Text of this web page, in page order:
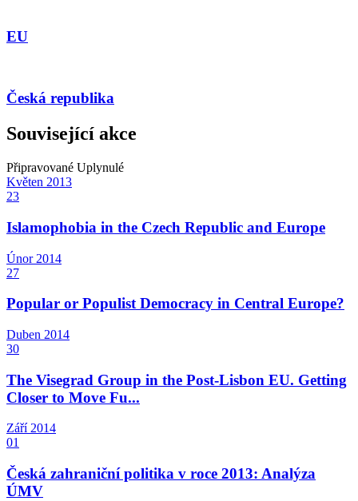
EU
Česká republika
Související akce
Připravované Uplynulé
Květen 2013
23
Islamophobia in the Czech Republic and Europe
Únor 2014
27
Popular or Populist Democracy in Central Europe?
Duben 2014
30
The Visegrad Group in the Post-Lisbon EU. Getting
Closer to Move Fu...
Září2014
01
Česká zahraniční politika v roce 2013: Analýza
ÚMV